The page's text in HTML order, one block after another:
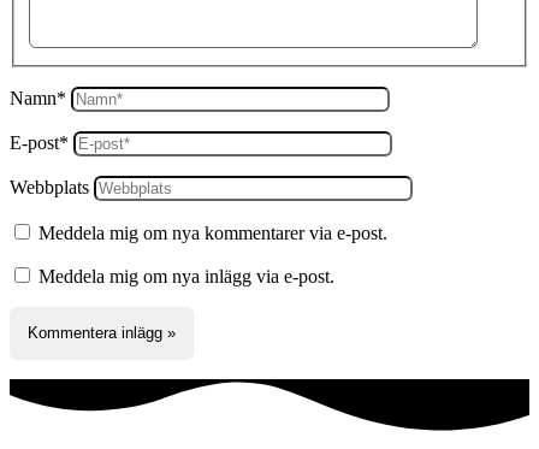
Namn*
E-post*
Webbplats
Meddela mig om nya kommentarer via e-post.
Meddela mig om nya inlägg via e-post.